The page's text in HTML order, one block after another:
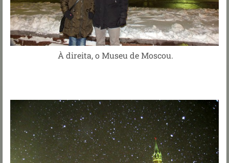
À direita, o Museu de Moscou.